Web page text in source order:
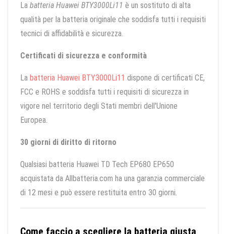
La batteria Huawei BTY3000Li11 è un sostituto di alta
qualità per la batteria originale che soddisfa tutti i requisiti
tecnici di affidabilità e sicurezza.
Certificati di sicurezza e conformità
La batteria Huawei BTY3000Li11 dispone di certificati CE,
FCC e ROHS e soddisfa tutti i requisiti di sicurezza in
vigore nel territorio degli Stati membri dell'Unione
Europea.
30 giorni di diritto di ritorno
Qualsiasi batteria Huawei TD Tech EP680 EP650
acquistata da Allbatteria.com ha una garanzia commerciale
di 12 mesi e può essere restituita entro 30 giorni.